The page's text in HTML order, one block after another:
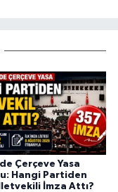
Çerçeve Yasa
Hangi Partiden
İmza Attı?